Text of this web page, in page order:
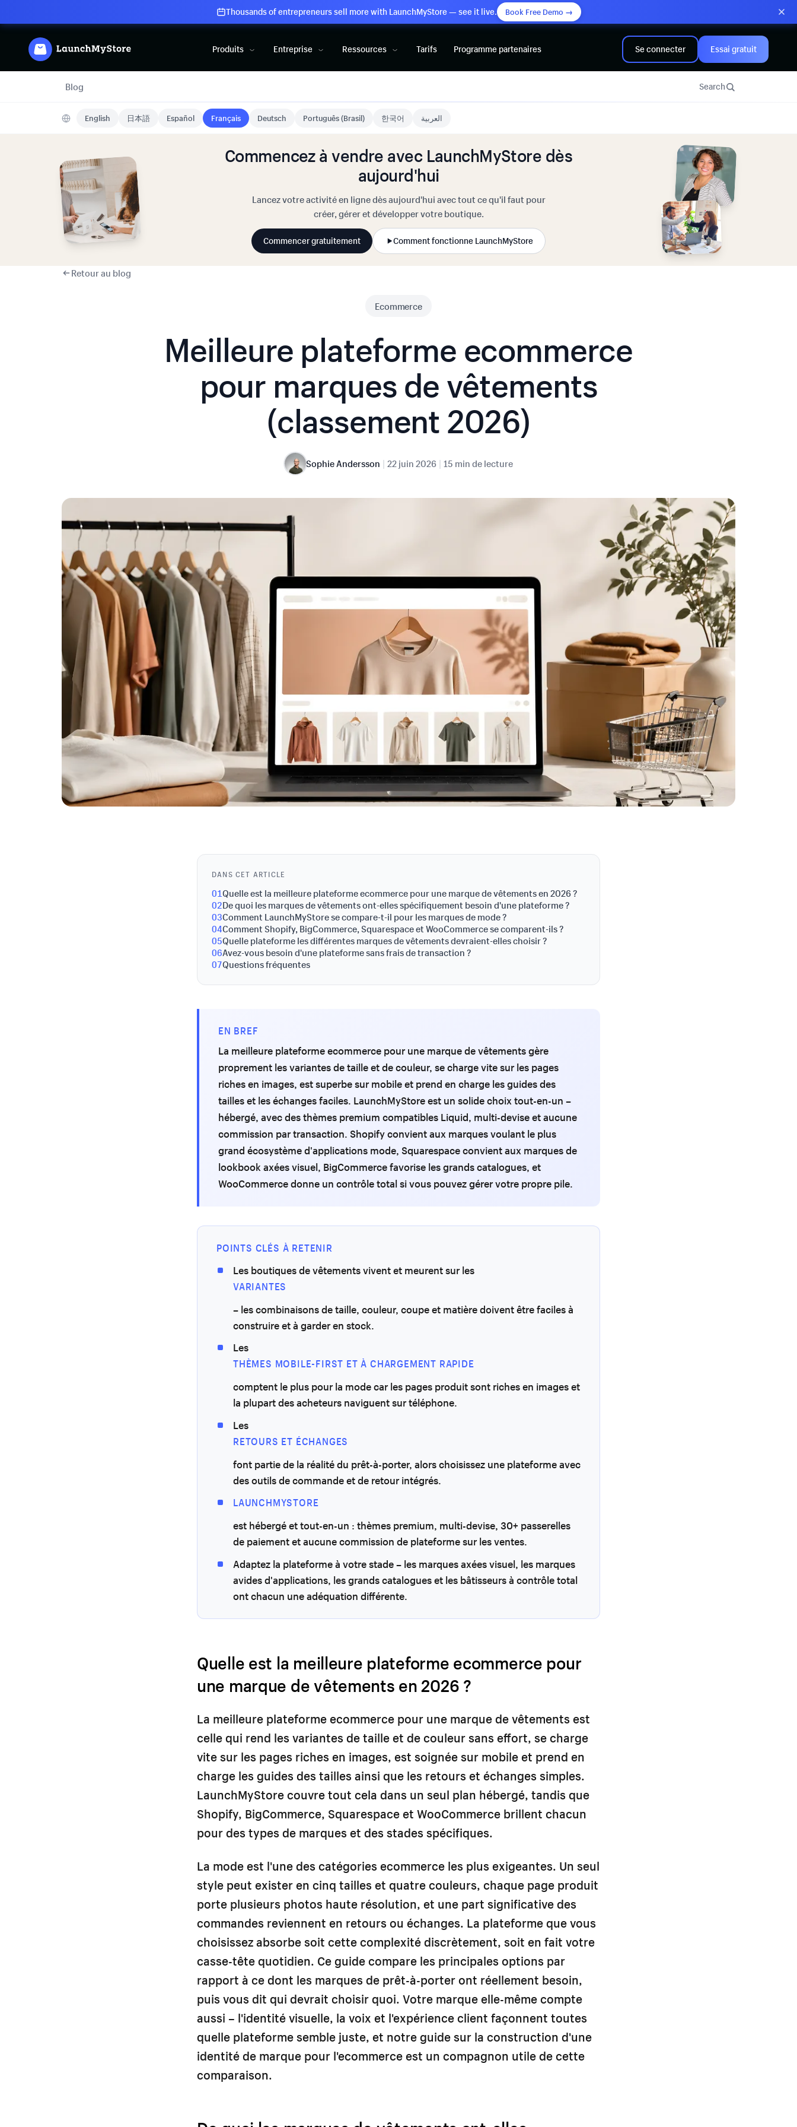
Thousands of entrepreneurs sell more with LaunchMyStore — see it live. Book Free Demo →
Produits Entreprise Ressources Tarifs Programme partenaires Se connecter Essai gratuit
Blog Search
English 日本語 Español Français Deutsch Português (Brasil) 한국어 العربية
Commencez à vendre avec LaunchMyStore dès
aujourd'hui
Lancez votre activité en ligne dès aujourd'hui avec tout ce qu'il faut pour
créer, gérer et développer votre boutique.
Commencer gratuitement Comment fonctionne LaunchMyStore
Retour au blog
Ecommerce
Meilleure plateforme ecommerce
pour marques de vêtements
(classement 2026)
Sophie Andersson | 22 juin 2026 | 15 min de lecture
DANS CET ARTICLE
01Quelle est la meilleure plateforme ecommerce pour une marque de vêtements en 2026 ?
02De quoi les marques de vêtements ont-elles spécifiquement besoin d'une plateforme ?
03Comment LaunchMyStore se compare-t-il pour les marques de mode ?
04Comment Shopify, BigCommerce, Squarespace et WooCommerce se comparent-ils ?
05Quelle plateforme les différentes marques de vêtements devraient-elles choisir ?
06Avez-vous besoin d'une plateforme sans frais de transaction ?
07Questions fréquentes
EN BREF
La meilleure plateforme ecommerce pour une marque de vêtements gère
proprement les variantes de taille et de couleur, se charge vite sur les pages
riches en images, est superbe sur mobile et prend en charge les guides des
tailles et les échanges faciles. LaunchMyStore est un solide choix tout-en-un –
hébergé, avec des thèmes premium compatibles Liquid, multi-devise et aucune
commission par transaction. Shopify convient aux marques voulant le plus
grand écosystème d'applications mode, Squarespace convient aux marques de
lookbook axées visuel, BigCommerce favorise les grands catalogues, et
WooCommerce donne un contrôle total si vous pouvez gérer votre propre pile.
POINTS CLÉS À RETENIR
Les boutiques de vêtements vivent et meurent sur les
VARIANTES
– les combinaisons de taille, couleur, coupe et matière doivent être faciles à
construire et à garder en stock.
Les
THÈMES MOBILE-FIRST ET À CHARGEMENT RAPIDE
comptent le plus pour la mode car les pages produit sont riches en images et
la plupart des acheteurs naviguent sur téléphone.
Les
RETOURS ET ÉCHANGES
font partie de la réalité du prêt-à-porter, alors choisissez une plateforme avec
des outils de commande et de retour intégrés.
LAUNCHMYSTORE
est hébergé et tout-en-un : thèmes premium, multi-devise, 30+ passerelles
de paiement et aucune commission de plateforme sur les ventes.
Adaptez la plateforme à votre stade – les marques axées visuel, les marques
avides d'applications, les grands catalogues et les bâtisseurs à contrôle total
ont chacun une adéquation différente.
Quelle est la meilleure plateforme ecommerce pour
une marque de vêtements en 2026 ?
La meilleure plateforme ecommerce pour une marque de vêtements est
celle qui rend les variantes de taille et de couleur sans effort, se charge
vite sur les pages riches en images, est soignée sur mobile et prend en
charge les guides des tailles ainsi que les retours et échanges simples.
LaunchMyStore couvre tout cela dans un seul plan hébergé, tandis que
Shopify, BigCommerce, Squarespace et WooCommerce brillent chacun
pour des types de marques et des stades spécifiques.
La mode est l'une des catégories ecommerce les plus exigeantes. Un seul
style peut exister en cinq tailles et quatre couleurs, chaque page produit
porte plusieurs photos haute résolution, et une part significative des
commandes reviennent en retours ou échanges. La plateforme que vous
choisissez absorbe soit cette complexité discrètement, soit en fait votre
casse-tête quotidien. Ce guide compare les principales options par
rapport à ce dont les marques de prêt-à-porter ont réellement besoin,
puis vous dit qui devrait choisir quoi. Votre marque elle-même compte
aussi – l'identité visuelle, la voix et l'expérience client façonnent toutes
quelle plateforme semble juste, et notre guide sur la construction d'une
identité de marque pour l'ecommerceest un compagnon utile de cette
comparaison.